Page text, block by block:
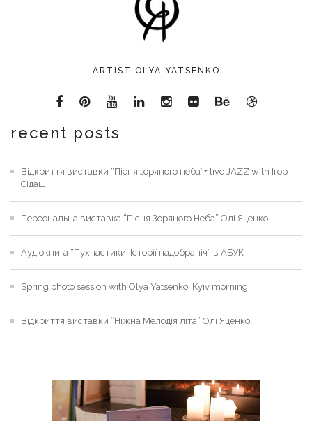
ARTIST OLYA YATSENKO
recent posts
Відкриття виставки “Пісня зоряного неба”+ live JAZZ with Ігор
Сідаш
Персональна виставка “Пісня Зоряного Неба” Олі Яценко
Аудіокнига “Пухнастики. Історії надобраніч” в АБУК
Spring photo session with Olya Yatsenko. Kyiv morning
Відкриття виставки “Ніжна Мелодія літа” Олі Яценко